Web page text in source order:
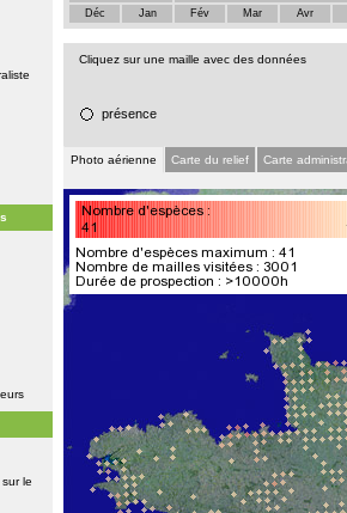
le
Déc
Jan Fév Mar Avr
Cliquez sur une maille avec des données
présence
Photo aérienne Carte du relief Carte